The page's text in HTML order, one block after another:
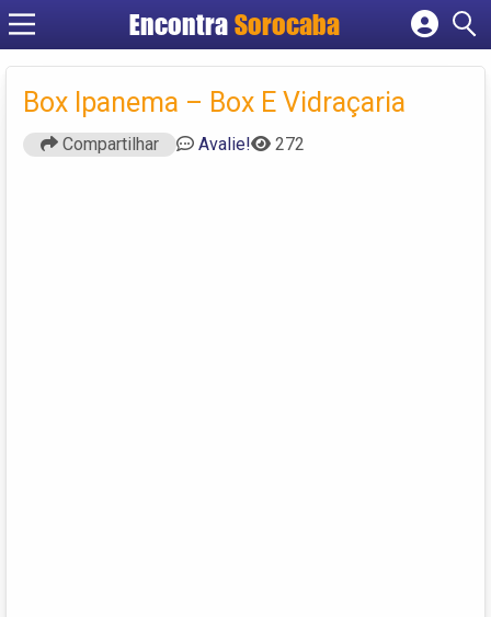
EncontraSorocaba
Cadastrar empresa
Criar conta
Box Ipanema – Box E Vidraçaria
Compartilhar Avalie! 272